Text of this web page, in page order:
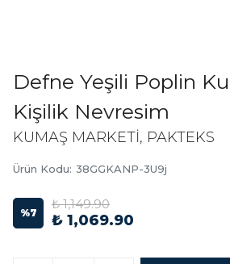
Defne Yeşili Poplin
Kişilik Nevresim
KUMAŞ MARKETİ, PAKTEKS
Ürün Kodu: 38GGKANP-3U9j
%7
₺ 1,149.90
₺ 1,069.90